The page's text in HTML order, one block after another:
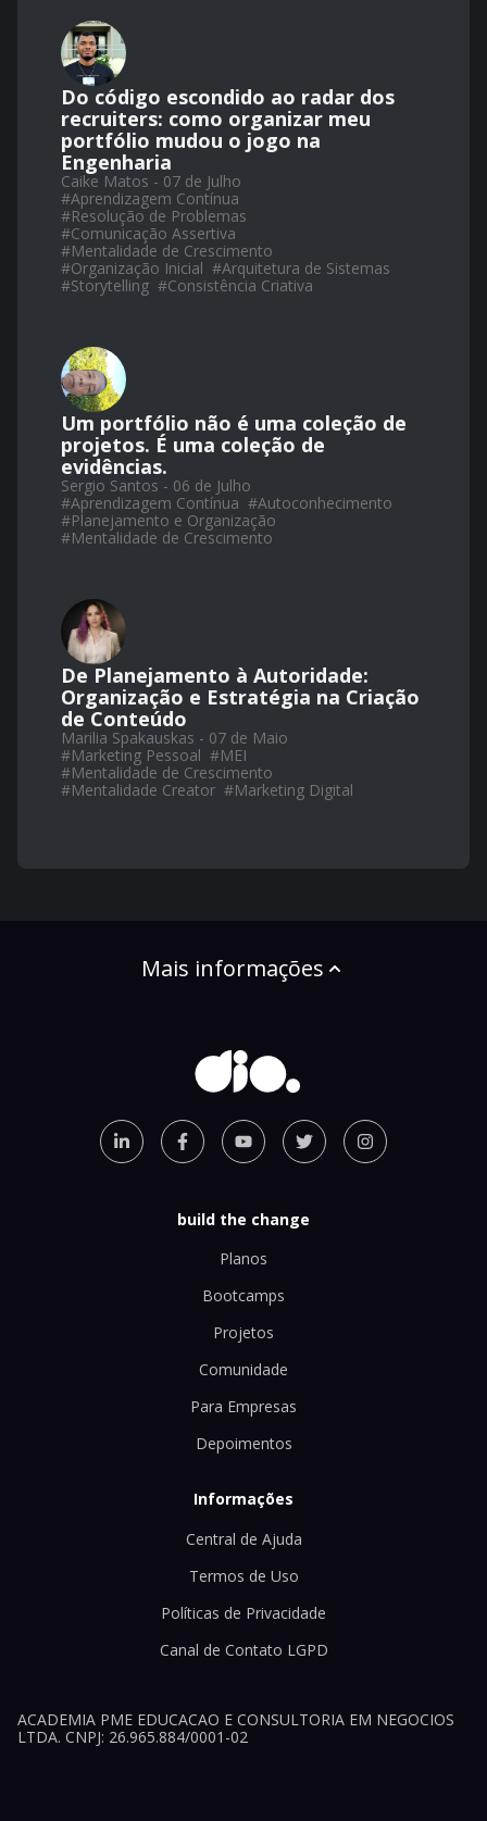
Do código escondido ao radar dos
recruiters: como organizar meu
portfólio mudou o jogo na
Engenharia
Caike Matos - 07 de Julho
#Aprendizagem Contínua
#Resolução de Problemas
#Comunicação Assertiva
#Mentalidade de Crescimento
#Organização Inicial #Arquitetura de Sistemas
#Storytelling #Consistência Criativa
Um portfólio não é uma coleção de
projetos. É uma coleção de
evidências.
Sergio Santos - 06 de Julho
#Aprendizagem Contínua #Autoconhecimento
#Planejamento e Organização
#Mentalidade de Crescimento
De Planejamento à Autoridade:
Organização e Estratégia na Criação
de Conteúdo
Marilia Spakauskas - 07 de Maio
#Marketing Pessoal #MEI
#Mentalidade de Crescimento
#Mentalidade Creator #Marketing Digital
Mais informações
build the change
Planos
Bootcamps
Projetos
Comunidade
Para Empresas
Depoimentos
Informações
Central de Ajuda
Termos de Uso
Políticas de Privacidade
Canal de Contato LGPD
ACADEMIA PME EDUCACAO E CONSULTORIA EM NEGOCIOS
LTDA. CNPJ: 26.965.884/0001-02